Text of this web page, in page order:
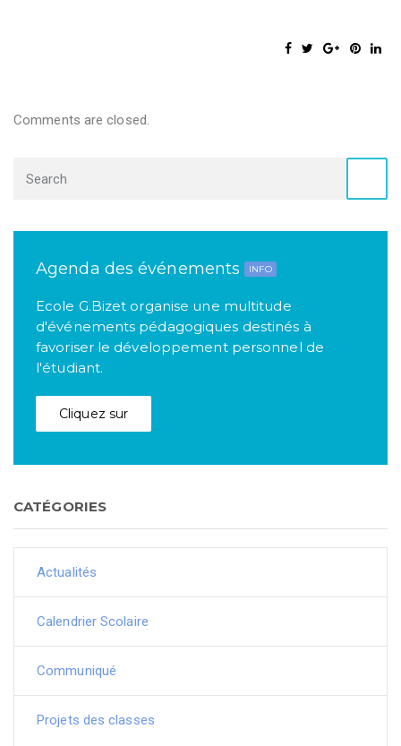
Comments are closed.
Agenda des événements INFO
Ecole G.Bizet organise une multitude
d'événements pédagogiques destinés à
favoriser le développement personnel de
l'étudiant.
Cliquez sur
CATÉGORIES
Actualités
Calendrier Scolaire
Communiqué
Projets des classes